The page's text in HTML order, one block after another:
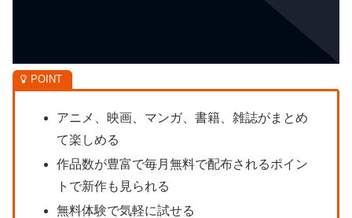
アニメ、映画、マンガ、書籍、雑誌がまとめ
て楽しめる
作品数が豊富で毎月無料で配布されるポイン
トで新作も見られる
無料体験で気軽に試せる